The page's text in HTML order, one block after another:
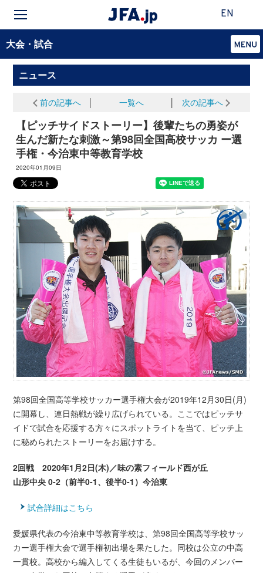
EN
大会・試合
ニュース
前の記事へ 一覧へ 次の記事へ
【ピッチサイドストーリー】後輩たちの勇姿が
生んだ新たな刺激～第98回全国高校サッカ ー選
手権・今治東中等教育学校
2020年01月09日
第98回全国高等学校サッカー選手権大会が2019年12月30日(月)
に開幕し、連日熱戦が繰り広げられている。ここではピッチサ
イドで試合を応援する方々にスポットライトを当て、ピッチ上
に秘められたストーリーをお届けする。
2回戦 2020年1月2日(木)／味の素フィールド西が丘
山形中央 0-2（前半0-1、後半0-1）今治東
試合詳細はこちら
愛媛県代表の今治東中等教育学校は、第98回全国高等学校サッ
カー選手権大会で選手権初出場を果たした。同校は公立の中高
一貫校。高校から編入してくる生徒もいるが、今回のメンバー